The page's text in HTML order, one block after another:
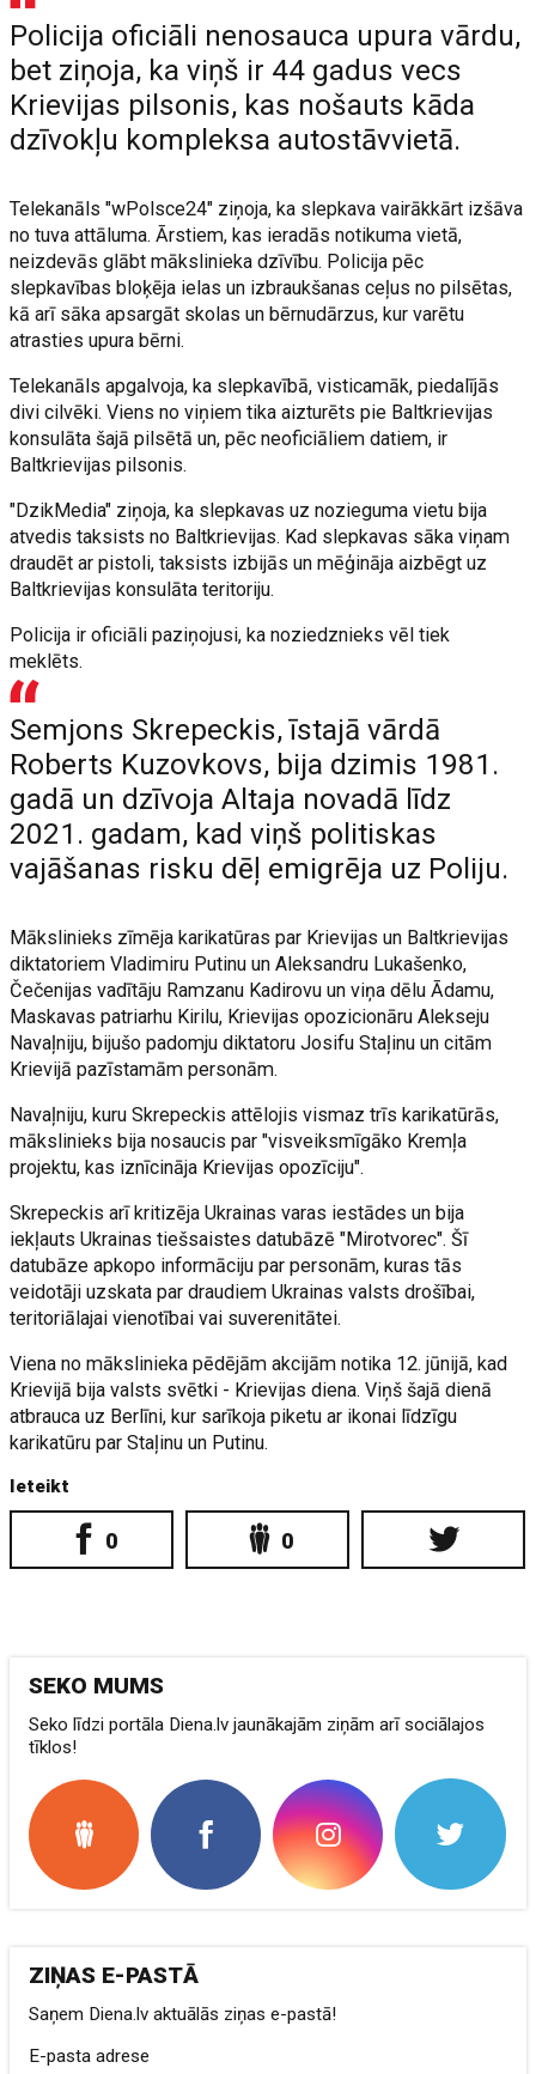
Policija oficiāli nenosauca upura vārdu,
bet ziņoja, ka viņš ir 44 gadus vecs
Krievijas pilsonis, kas nošauts kāda
dzīvokļu kompleksa autostāvvietā.
Telekanāls "wPolsce24" ziņoja, ka slepkava vairākkārt izšāva
no tuva attāluma. Ārstiem, kas ieradās notikuma vietā,
neizdevās glābt mākslinieka dzīvību. Policija pēc
slepkavības bloķēja ielas un izbraukšanas ceļus no pilsētas,
kā arī sāka apsargāt skolas un bērnudārzus, kur varētu
atrasties upura bērni.
Telekanāls apgalvoja, ka slepkavībā, visticamāk, piedalījās
divi cilvēki. Viens no viņiem tika aizturēts pie Baltkrievijas
konsulāta šajā pilsētā un, pēc neoficiāliem datiem, ir
Baltkrievijas pilsonis.
"DzikMedia" ziņoja, ka slepkavas uz nozieguma vietu bija
atvedis taksists no Baltkrievijas. Kad slepkavas sāka viņam
draudēt ar pistoli, taksists izbijās un mēģināja aizbēgt uz
Baltkrievijas konsulāta teritoriju.
Policija ir oficiāli paziņojusi, ka noziedznieks vēl tiek
meklēts.
Semjons Skrepeckis, īstajā vārdā
Roberts Kuzovkovs, bija dzimis 1981.
gadā un dzīvoja Altaja novadā līdz
2021. gadam, kad viņš politiskas
vajāšanas risku dēļ emigrēja uz Poliju.
Mākslinieks zīmēja karikatūras par Krievijas un Baltkrievijas
diktatoriem Vladimiru Putinu un Aleksandru Lukašenko,
Čečenijas vadītāju Ramzanu Kadirovu un viņa dēlu Ādamu,
Maskavas patriarhu Kirilu, Krievijas opozicionāru Alekseju
Navaļniju, bijušo padomju diktatoru Josifu Staļinu un citām
Krievijā pazīstamām personām.
Navaļniju, kuru Skrepeckis attēlojis vismaz trīs karikatūrās,
mākslinieks bija nosaucis par "visveiksmīgāko Kremļa
projektu, kas iznīcināja Krievijas opozīciju".
Skrepeckis arī kritizēja Ukrainas varas iestādes un bija
iekļauts Ukrainas tiešsaistes datubāzē "Mirotvorec". Šī
datubāze apkopo informāciju par personām, kuras tās
veidotāji uzskata par draudiem Ukrainas valsts drošībai,
teritoriālajai vienotībai vai suverenitātei.
Viena no mākslinieka pēdējām akcijām notika 12. jūnijā, kad
Krievijā bija valsts svētki - Krievijas diena. Viņš šajā dienā
atbrauca uz Berlīni, kur sarīkoja piketu ar ikonai līdzīgu
karikatūru par Staļinu un Putinu.
Ieteikt
0 0
SEKO MUMS
Seko līdzi portāla Diena.lv jaunākajām ziņām arī sociālajos
tīklos!
ZIŅAS E-PASTĀ
Saņem Diena.lv aktuālās ziņas e-pastā!
E-pasta adrese